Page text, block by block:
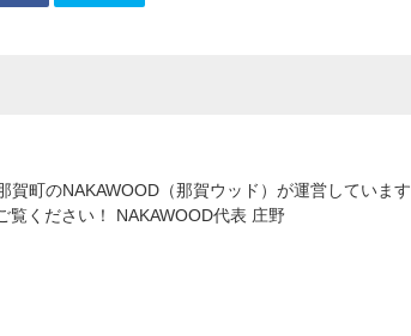
賀町のNAKAWOOD（那賀ウッド）が運営していま
覧ください！ NAKAWOOD代表 庄野